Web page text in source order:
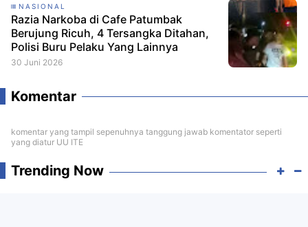
NASIONAL
Razia Narkoba di Cafe Patumbak
Berujung Ricuh, 4 Tersangka Ditahan,
Polisi Buru Pelaku Yang Lainnya
30 Juni 2026
Komentar
komentar yang tampil sepenuhnya tanggung jawab komentator seperti
yang diatur UU ITE
Trending Now